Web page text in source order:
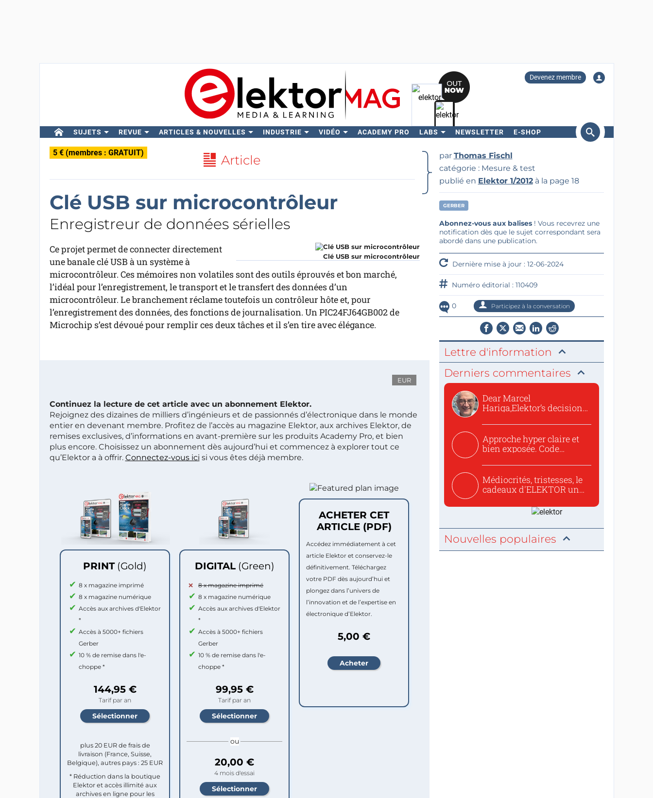
Devenez membre
SUJETS REVUE ARTICLES & NOUVELLES INDUSTRIE VIDÉO ACADEMY PRO LABS NEWSLETTER E-SHOP
Rechercher
5 € (membres : GRATUIT) Article
Clé USB sur microcontrôleur
Enregistreur de données sérielles
Clé USB sur microcontrôleur
Ce projet permet de connecter directement
une banale clé USB à un système à
microcontrôleur. Ces mémoires non volatiles sont des outils éprouvés et bon marché,
l’idéal pour l’enregistrement, le transport et le transfert des données d’un
microcontrôleur. Le branchement réclame toutefois un contrôleur hôte et, pour
l’enregistrement des données, des fonctions de journalisation. Un PIC24FJ64GB002 de
Microchip s’est dévoué pour remplir ces deux tâches et il s’en tire avec élégance.
EUR
Continuez la lecture de cet article avec un abonnement Elektor.
Rejoignez des dizaines de milliers d’ingénieurs et de passionnés d’électronique dans le monde
entier en devenant membre. Profitez de l’accès au magazine Elektor, aux archives Elektor, de
remises exclusives, d’informations en avant-première sur les produits Academy Pro, et bien
plus encore. Choisissez un abonnement dès aujourd’hui et commencez à explorer tout ce
qu’Elektor a à offrir. Connectez-vous ici si vous êtes déjà membre.
PRINT (Gold)
8 x magazine imprimé
8 x magazine numérique
Accès aux archives d'Elektor
*
Accès à 5000+ fichiers
Gerber
10 % de remise dans l'e-
choppe *
144,95 €
Tarif par an
plus 20 EUR de frais de
livraison (France, Suisse,
Belgique), autres pays : 25 EUR
* Réduction dans la boutique
Elektor et accès illimité aux
archives en ligne pour les
DIGITAL (Green)
8 x magazine imprimé
8 x magazine numérique
Accès aux archives d'Elektor
*
Accès à 5000+ fichiers
Gerber
10 % de remise dans l'e-
choppe *
99,95 €
Tarif par an
ou
20,00 €
4 mois d'essai
ACHETER CET
ARTICLE (PDF)
Accédez immédiatement à cet
article Elektor et conservez-le
définitivement. Téléchargez
votre PDF dès aujourd’hui et
plongez dans l’univers de
l’innovation et de l’expertise en
électronique d’Elektor.
5,00 €
par Thomas Fischl
catégorie : Mesure & test
publié en Elektor 1/2012à la page 18
GERBER
Abonnez-vous aux balises! Vous recevrez une
notification dès que le sujet correspondant sera
abordé dans une publication.
Dernière mise à jour : 12-06-2024
Numéro éditorial : 110409
0 Participez à la conversation
Lettre d'information
Derniers commentaires
Dear Marcel
Hariga,Elektor’s decision
Approche hyper claire et
bien exposée. Code
Médiocrités, tristesses, le
cadeaux d'ELEKTOR un
Nouvelles populaires